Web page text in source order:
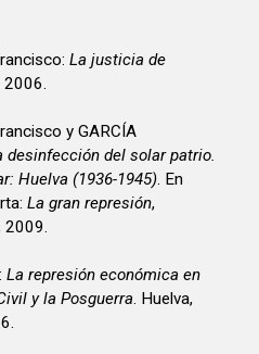
La justicia de
2006.
y GARCÍA
desinfección del solar patrio.
Huelva (1936-1945). En
La gran represión,
2009.
La represión económica en
y la Posguerra. Huelva,